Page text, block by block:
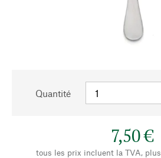
Quantité
7,50 €
tous les prix incluent la TVA, plus